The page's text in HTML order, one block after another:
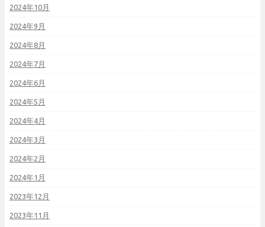
2024年10月
2024年9月
2024年8月
2024年7月
2024年6月
2024年5月
2024年4月
2024年3月
2024年2月
2024年1月
2023年12月
2023年11月